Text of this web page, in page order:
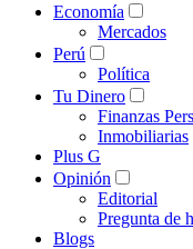
Economía
Mercados
Perú
Política
Tu Dinero
Finanzas
Inmobiliarias
Plus G
Opinión
Editorial
Pregunta de
Blogs